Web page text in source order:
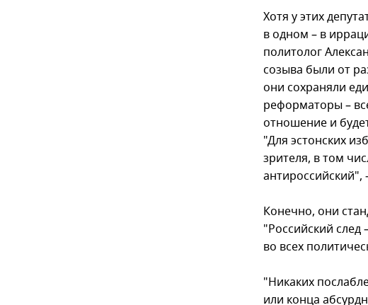
Хотя у этих
в одном – в
политолог
созыва были от
они сохраняли
реформаторы –
отношение и
"Для эстонских
зрителя, в том
антироссийский",
Конечно, они
"Российский след
во всех
"Никаких
или конца